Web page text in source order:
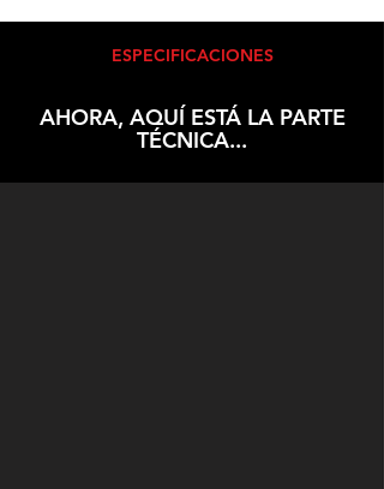
ESPECIFICACIONES
AHORA, AQUÍ ESTÁ LA PARTE
TÉCNICA...